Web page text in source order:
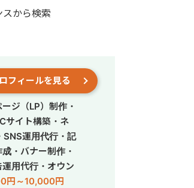
から検索
フィールを見る
ジ（LP）制作・
サイト構築・ネ
SNS運用代行・記
・バナー制作・
用代行・オウン
集・営業代行
円～10,000円